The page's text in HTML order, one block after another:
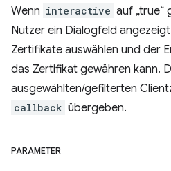
Wenn interactive auf „true“
Nutzer ein Dialogfeld
Zertifikate auswählen und der
das Zertifikat gewähren kann.
ausgewählten/gefilterten
callback übergeben.
PARAMETER